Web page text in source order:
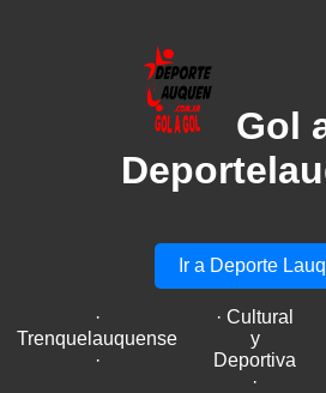
Gol
Ir a Deporte
·
Trenquelauquense
·
· Cultural
y
Deportiva
·